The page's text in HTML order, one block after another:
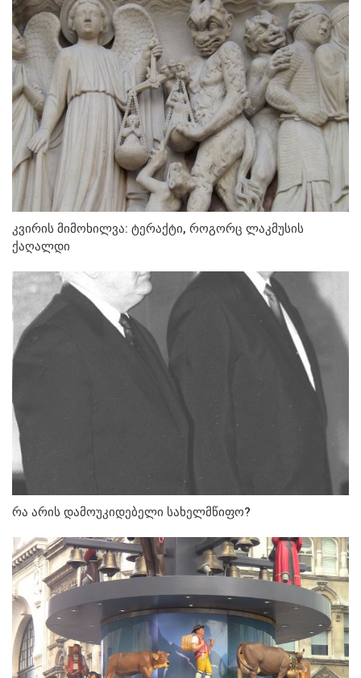
კვირის მიმოხილვა: ტერაქტი, როგორც ლაკმუსის
ქაღალდი
რა არის დამოუკიდებელი სახელმწიფო?